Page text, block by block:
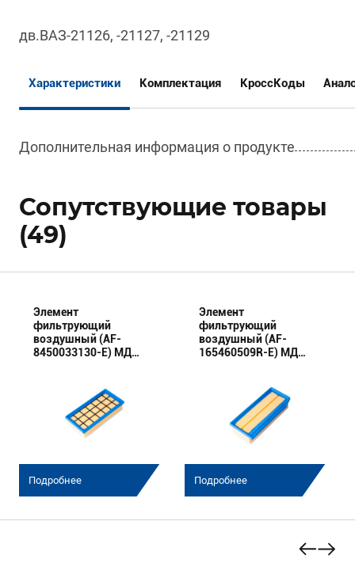
дв.ВАЗ-21126, -21127, -21129
Характеристики Комплектация КроссКоды
Дополнительная информация о продукте
Сопутствующие товары
(49)
Элемент
фильтрующий
воздушный (AF-
8450033130-E) МД
Подробнее
Элемент
фильтрующий
воздушный (AF-
165460509R-E) МД
Подробнее